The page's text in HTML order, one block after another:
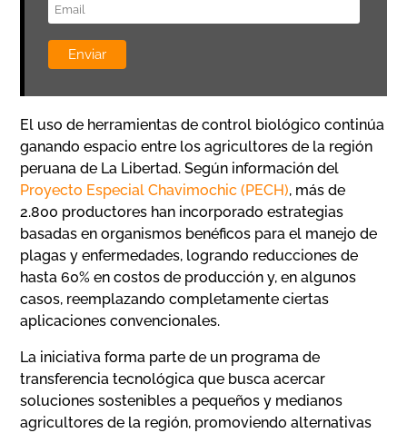
El uso de herramientas de control biológico continúa
ganando espacio entre los agricultores de la región
peruana de La Libertad. Según información del
Proyecto Especial Chavimochic (PECH), más de
2.800 productores han incorporado estrategias
basadas en organismos benéficos para el manejo de
plagas y enfermedades, logrando reducciones de
hasta 60% en costos de producción y, en algunos
casos, reemplazando completamente ciertas
aplicaciones convencionales.
La iniciativa forma parte de un programa de
transferencia tecnológica que busca acercar
soluciones sostenibles a pequeños y medianos
agricultores de la región, promoviendo alternativas